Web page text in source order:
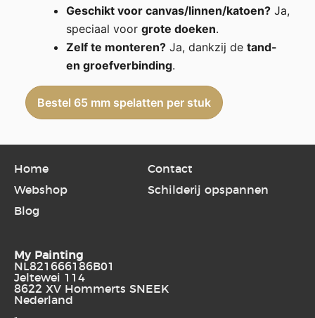
Geschikt voor canvas/linnen/katoen? Ja,
speciaal voor grote doeken.
Zelf te monteren? Ja, dankzij de tand-
en groefverbinding.
Bestel 65 mm spelatten per stuk
Home
Contact
Webshop
Schilderij opspannen
Blog
My Painting
NL821666186B01
Jeltewei 114
8622 XV Hommerts SNEEK
Nederland